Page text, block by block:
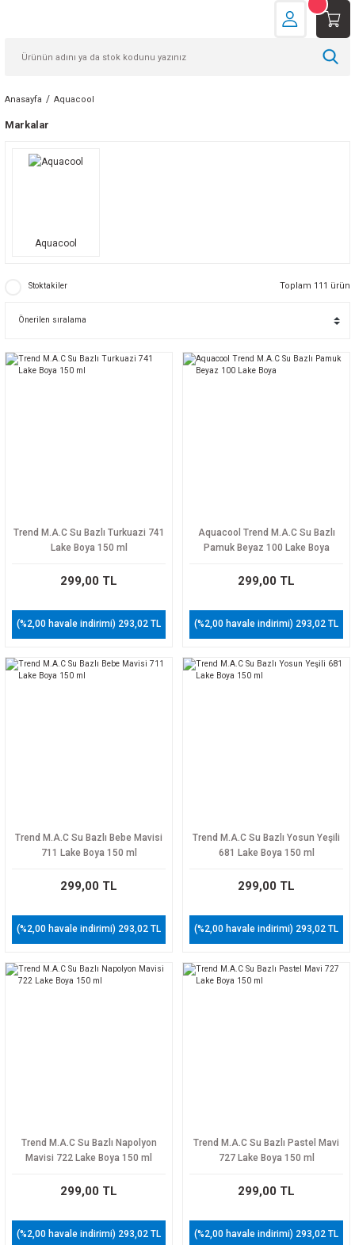
Anasayfa Aquacool
Markalar
Aquacool
Stoktakiler Toplam 111 ürün
Trend M.A.C Su Bazlı Turkuazi 741
Lake Boya 150 ml
299,00 TL
(%2,00 havale indirimi) 293,02 TL
Aquacool Trend M.A.C Su Bazlı
Pamuk Beyaz 100 Lake Boya
299,00 TL
(%2,00 havale indirimi) 293,02 TL
Trend M.A.C Su Bazlı Bebe Mavisi
711 Lake Boya 150 ml
299,00 TL
(%2,00 havale indirimi) 293,02 TL
Trend M.A.C Su Bazlı Yosun Yeşili
681 Lake Boya 150 ml
299,00 TL
(%2,00 havale indirimi) 293,02 TL
Trend M.A.C Su Bazlı Napolyon
Mavisi 722 Lake Boya 150 ml
299,00 TL
(%2,00 havale indirimi) 293,02 TL
Trend M.A.C Su Bazlı Pastel Mavi
727 Lake Boya 150 ml
299,00 TL
(%2,00 havale indirimi) 293,02 TL